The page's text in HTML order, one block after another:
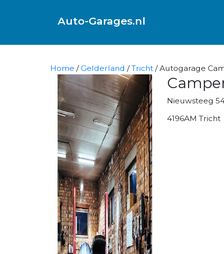
Auto-Garages.nl
Home /Gelderland /Tricht / Autogarage
Nieuwsteeg
4196AM Tricht